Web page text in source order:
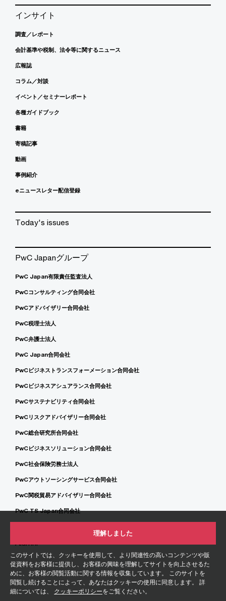
このサイトでは、クッキーを使用して、より関連性の高いコンテンツや販
促資料をお客様に提供し、お客様の興味を理解してサイトを向上させるた
めに、お客様の閲覧活動に関する情報を収集しています。 このサイトを
閲覧し続けることによって、あなたはクッキーの使用に同意します。 詳
細については、 クッキーポリシーをご覧ください。
理解しました
インサイト
調査／レポート
会計基準や税制、法令等に関するニュース
広報誌
コラム／対談
イベント／セミナーレポート
各種ガイドブック
書籍
寄稿記事
動画
事例紹介
eニュースレター配信登録
Today's issues
PwC Japanグループ
PwC Japan有限責任監査法人
PwCコンサルティング合同会社
PwCアドバイザリー合同会社
PwC税理士法人
PwC弁護士法人
PwC Japan合同会社
PwCビジネストランスフォーメーション合同会社
PwCビジネスアシュアランス合同会社
PwCサステナビリティ合同会社
PwCリスクアドバイザリー合同会社
PwC総合研究所合同会社
PwCビジネスソリューション合同会社
PwC社会保険労務士法人
PwCアウトソーシングサービス合同会社
PwC関税貿易アドバイザリー合同会社
PwC TS Japan合同会社
Alumni